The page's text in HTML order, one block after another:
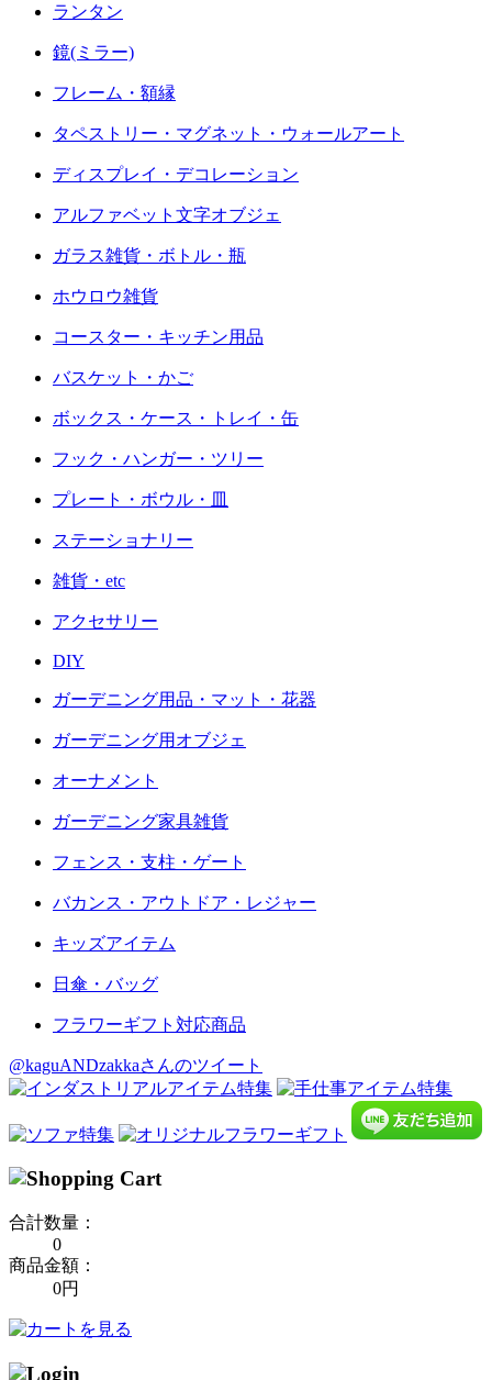
ランタン
鏡(ミラー)
フレーム・額縁
タペストリー・マグネット・ウォールアート
ディスプレイ・デコレーション
アルファベット文字オブジェ
ガラス雑貨・ボトル・瓶
ホウロウ雑貨
コースター・キッチン用品
バスケット・かご
ボックス・ケース・トレイ・缶
フック・ハンガー・ツリー
プレート・ボウル・皿
ステーショナリー
雑貨・etc
アクセサリー
DIY
ガーデニング用品・マット・花器
ガーデニング用オブジェ
オーナメント
ガーデニング家具雑貨
フェンス・支柱・ゲート
バカンス・アウトドア・レジャー
キッズアイテム
日傘・バッグ
フラワーギフト対応商品
@kaguANDzakkaさんのツイート
合計数量：
0
商品金額：
0円